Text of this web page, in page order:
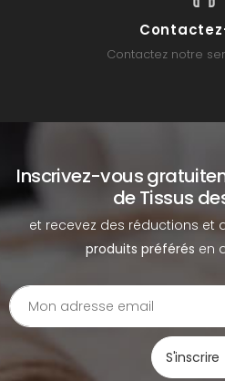
Contactez notre
Inscrivez-vous
de Tissus
et recevez des réductions et
produits préférés en
S'inscrire